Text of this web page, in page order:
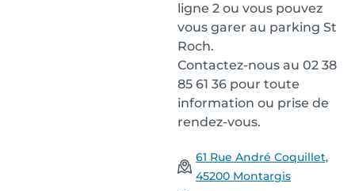
ligne 2 ou vous pouvez
vous garer au parking St
Roch.
Contactez-nous au 02 38
85 61 36 pour toute
information ou prise de
rendez-vous.
61 Rue André Coquillet,
45200 Montargis